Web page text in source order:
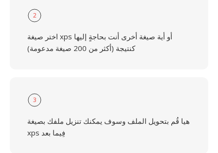
2
اختر صيغة xps أو أية صيغة أخرى أنت بحاجةٍ إليها
كنتيجة (أكثر من 200 صيغة مدعومة)
3
هيا قُم بتحويل الملف وسوف يمكنك تنزيل ملفك بصيغة
xps فِيما بعد